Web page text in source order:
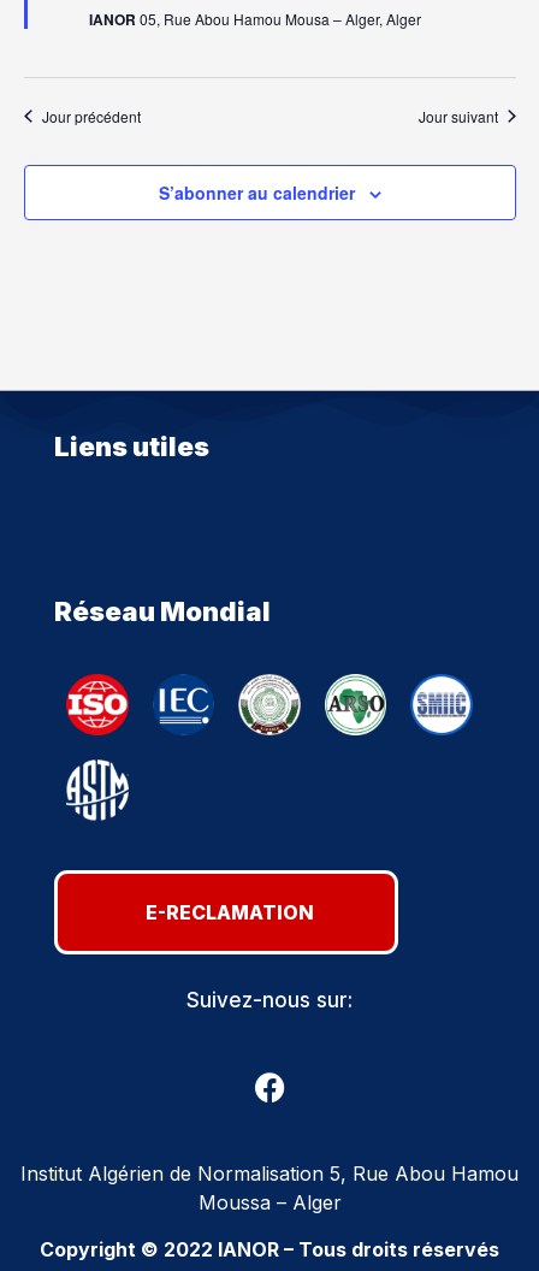
IANOR 05, Rue Abou Hamou Mousa – Alger, Alger
Jour précédent Jour suivant
S’abonner au calendrier
Liens utiles
Réseau Mondial
E-RECLAMATION
Suivez-nous sur:
Institut Algérien de Normalisation 5, Rue Abou Hamou
Moussa – Alger
Copyright © 2022 IANOR – Tous droits réservés